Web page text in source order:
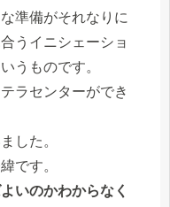
準備がそれなりに
うイニシェーショ
うものです。
ラセンターができ
した。
です。
いのかわからなく